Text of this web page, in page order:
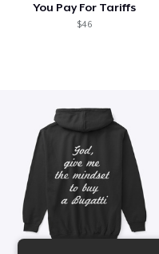
You Pay For Tariffs
$46